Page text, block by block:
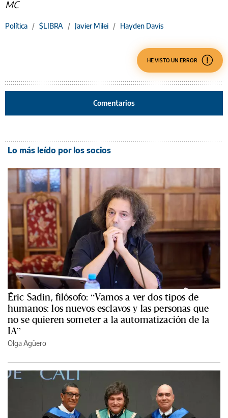
MC
Política / $LIBRA / Javier Milei / Hayden Davis
HE VISTO UN ERROR
Comentarios
Lo más leído por los socios
Èric Sadin, filósofo: “Vamos a ver dos tipos de
humanos: los nuevos esclavos y las personas que
no se quieren someter a la automatización de la
IA”
Olga Agüero